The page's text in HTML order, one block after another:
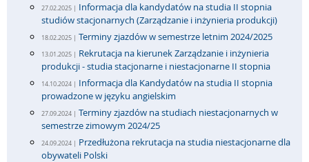
27.02.2025 | Informacja dla kandydatów na studia II stopnia
studiów stacjonarnych (Zarządzanie i inżynieria produkcji)
18.02.2025 | Terminy zjazdów w semestrze letnim 2024/2025
13.01.2025 | Rekrutacja na kierunek Zarządzanie i inżynieria
produkcji - studia stacjonarne i niestacjonarne II stopnia
14.10.2024 | Informacja dla Kandydatów na studia II stopnia
prowadzone w języku angielskim
27.09.2024 | Terminy zjazdów na studiach niestacjonarnych w
semestrze zimowym 2024/25
24.09.2024 | Przedłużona rekrutacja na studia niestacjonarne dla
obywateli Polski